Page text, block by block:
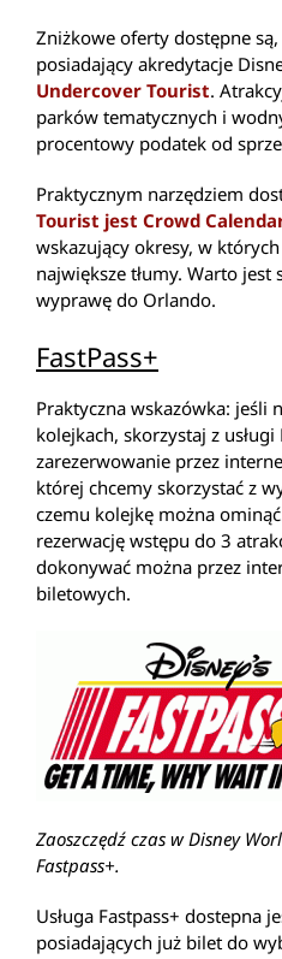
Zniżkowe oferty dostępne
posiadający akredytacje
Undercover Tourist.
parków tematycznych i
procentowy podatek od
Praktycznym narzędziem
Tourist jest Crowd
wskazujący okresy, w
największe tłumy. Warto
wyprawę do Orlando.
FastPass+
Praktyczna wskazówka: jeśli
kolejkach, skorzystaj z
zarezerwowanie przez
której chcemy skorzystać z
czemu kolejkę można
rezerwację wstępu do 3
dokonywać można przez
biletowych.
Zaoszczędź czas w Disney
Fastpass+.
Usługa Fastpass+ dostepna
posiadających już bilet do